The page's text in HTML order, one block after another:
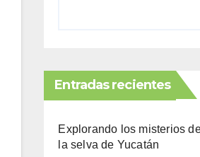
Entradas recientes
Explorando los misterios
la selva de Yucatán